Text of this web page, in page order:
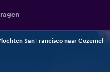
San Francisco naar Cozumel